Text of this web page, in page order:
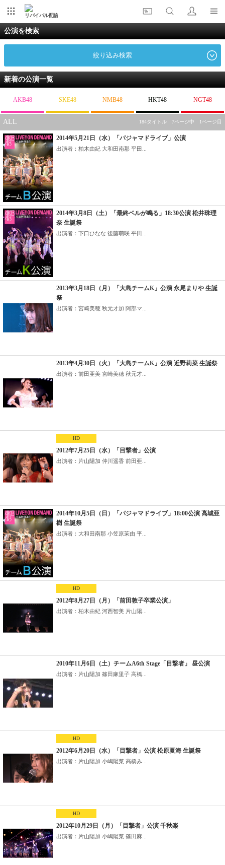
リバイバル配信
公演を検索
絞り込み検索
新着の公演一覧
AKB48 SKE48 NMB48 HKT48 NGT48
ALL 184タイトル 7ページ中 1ページ目
2014年5月21日（水）「パジャマドライブ」公演
出演者：柏木由紀 大和田南那 平田...
2014年3月8日（土）「最終ベルが鳴る」18:30公演 松井珠理
奈 生誕祭
出演者：下口ひなな 後藤萌咲 平田...
2013年3月18日（月）「大島チームK」公演 永尾まりや 生誕
祭
出演者：宮崎美穂 秋元才加 阿部マ...
2013年4月30日（火）「大島チームK」公演 近野莉菜 生誕祭
出演者：前田亜美 宮崎美穂 秋元才...
HD
2012年7月25日（水）「目撃者」公演
出演者：片山陽加 仲川遥香 前田亜...
2014年10月5日（日）「パジャマドライブ」18:00公演 高城亜
樹 生誕祭
出演者：大和田南那 小笠原茉由 平...
HD
2012年8月27日（月）「前田敦子卒業公演」
出演者：柏木由紀 河西智美 片山陽...
2010年11月6日（土）チームA6th Stage「目撃者」 昼公演
出演者：片山陽加 篠田麻里子 高橋...
HD
2012年6月20日（水）「目撃者」公演 松原夏海 生誕祭
出演者：片山陽加 小嶋陽菜 高橋み...
HD
2012年10月29日（月）「目撃者」公演 千秋楽
出演者：片山陽加 小嶋陽菜 篠田麻...